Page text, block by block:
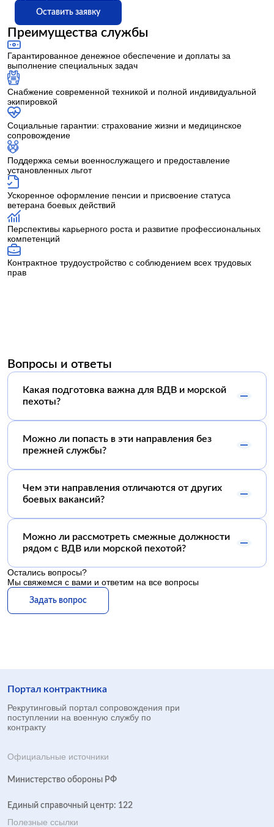
Оставить заявку
Преимущества службы
Гарантированное денежное обеспечение и доплаты за
выполнение специальных задач
Снабжение современной техникой и полной индивидуальной
экипировкой
Социальные гарантии: страхование жизни и медицинское
сопровождение
Поддержка семьи военнослужащего и предоставление
установленных льгот
Ускоренное оформление пенсии и присвоение статуса
ветерана боевых действий
Перспективы карьерного роста и развитие профессиональных
компетенций
Контрактное трудоустройство с соблюдением всех трудовых
прав
Вопросы и ответы
Какая подготовка важна для ВДВ и морской
пехоты?
Можно ли попасть в эти направления без
прежней службы?
Чем эти направления отличаются от других
боевых вакансий?
Можно ли рассмотреть смежные должности
рядом с ВДВ или морской пехотой?
Остались вопросы?
Мы свяжемся с вами и ответим на все вопросы
Задать вопрос
Портал контрактника
Рекрутинговый портал сопровождения при
поступлении на военную службу по
контракту
Официальные источники
Министерство обороны РФ
Единый справочный центр: 122
Полезные ссылки